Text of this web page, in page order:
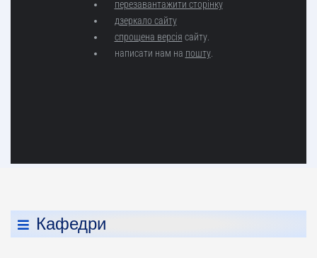
Кафедри